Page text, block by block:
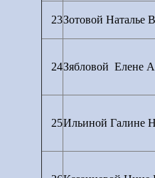
23Зотовой Наталье
24Зябловой Елене
25Ильиной Галине